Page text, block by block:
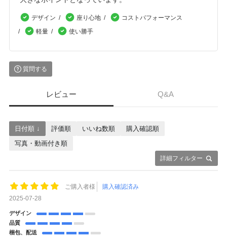
デザイン 座り心地
コストパフォーマンス
軽量
使い勝手
質問する
レビュー Q&A
詳細フィルター
日付順 ↓ 評価順 いいね数順
購入確認順
写真・動画付き順
ご購入者様
購入確認済み
2025-07-28
デザイン
品質
梱包、配送